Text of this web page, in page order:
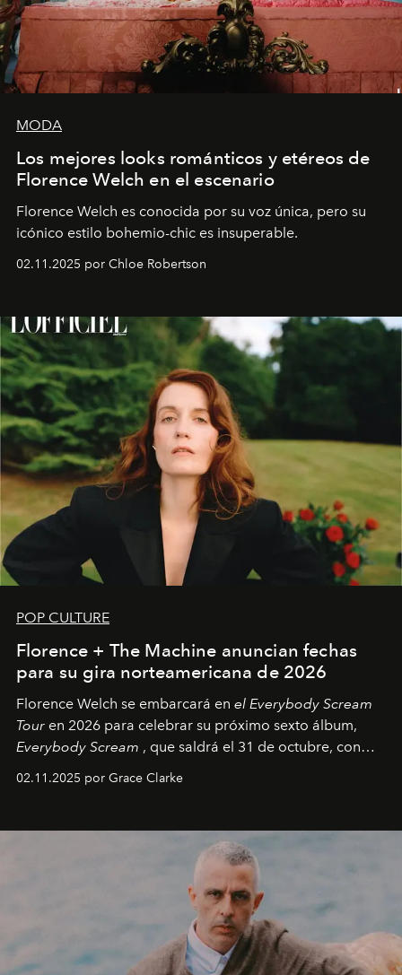
MODA
Los mejores looks románticos y etéreos de
Florence Welch en el escenario
Florence Welch es conocida por su voz única, pero su
icónico estilo bohemio-chic es insuperable.
02.11.2025 por Chloe Robertson
POP CULTURE
Florence + The Machine anuncian fechas
para su gira norteamericana de 2026
Florence Welch se embarcará en el Everybody Scream
Tour en 2026 para celebrar su próximo sexto álbum,
Everybody Scream , que saldrá el 31 de octubre, con
02.11.2025 por Grace Clarke